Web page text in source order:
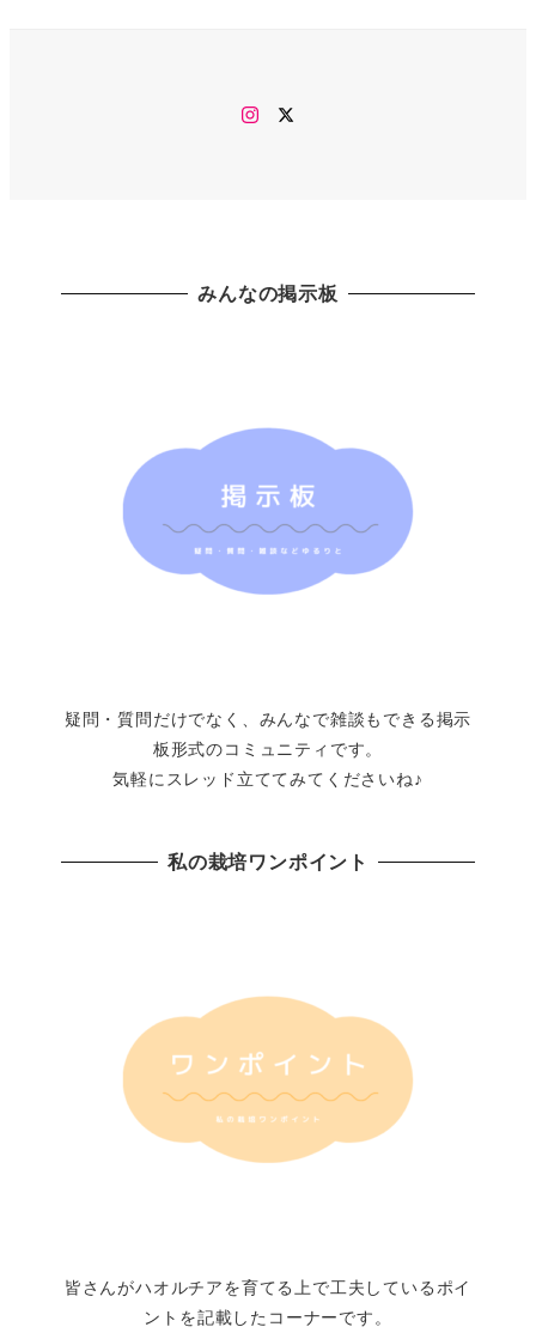
Instagram
みんなの掲示板
疑問・質問だけでなく、みんなで雑談もできる掲示
板形式のコミュニティです。
気軽にスレッド立ててみてくださいね♪
私の栽培ワンポイント
皆さんがハオルチアを育てる上で工夫しているポイ
ントを記載したコーナーです。